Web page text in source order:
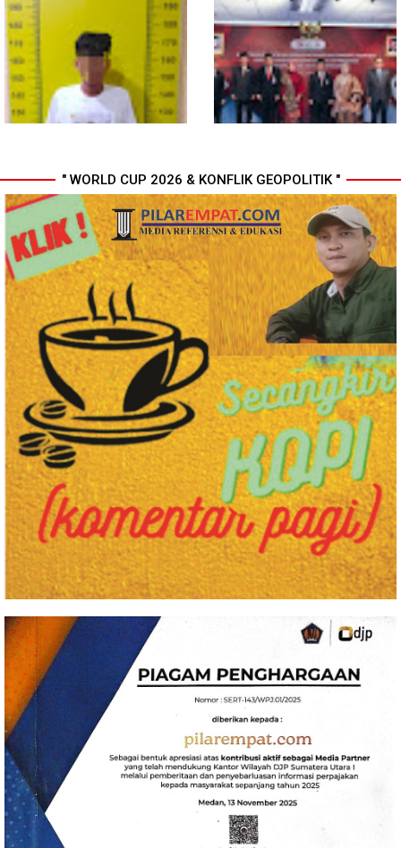
Gubsu Bobby Pastikan Pasien
Rujukan dari Nias Tak
Terkendala Biaya Perjalanan
dan Rumah Singgah di Medan
Wali Kota Medan Dikukuhkan
Jadi Duta Penggerak Ayah
Teladan, Rico Waas: Jabatan
Tertinggi Pria Dalam Keluarga
Polresta Deli Serdang Bekuk
Dua orang Pengedar Narkoba
di Pagar Merbau
Perkuat Kinerja Organisasi dan
Pengembangan Karier, OJK
Lantik Pejabat Baru
" WORLD CUP 2026 & KONFLIK GEOPOLITIK "